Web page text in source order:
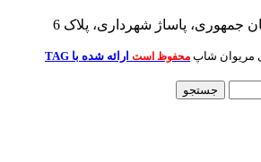
جمهوری، پاساژ شهرداری، پلاک 6
مریوان شاپ محفوظ است ارائه شده با TAG
جستجو